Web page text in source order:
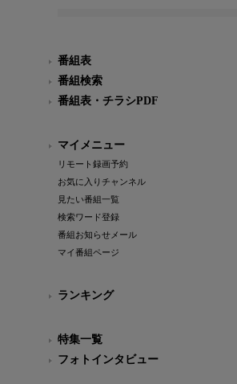
番組表
番組検索
番組表・チラシPDF
マイメニュー
リモート録画予約
お気に入りチャンネル
見たい番組一覧
検索ワード登録
番組お知らせメール
マイ番組ページ
ランキング
特集一覧
フォトインタビュー